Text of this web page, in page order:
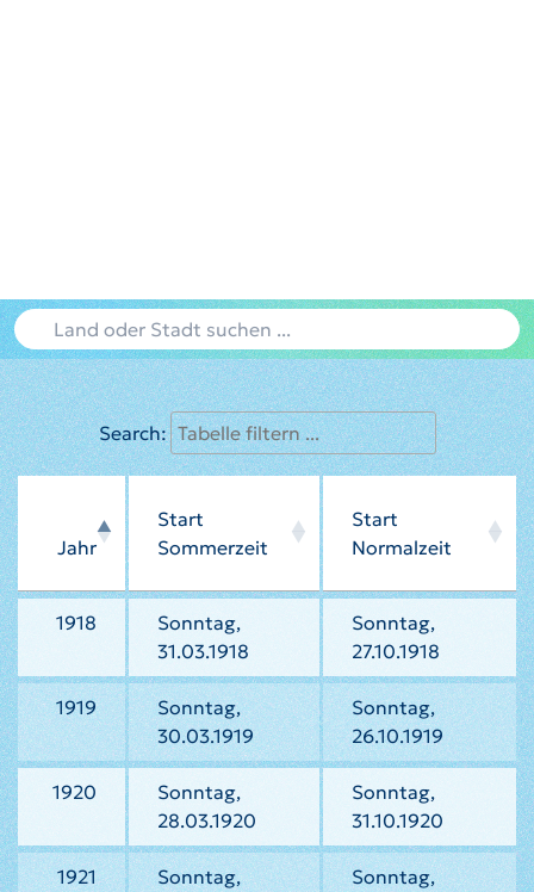
Search:
Jahr
Start
Sommerzeit
Start
Normalzeit
1918
Sonntag,
31.03.1918
Sonntag,
27.10.1918
1919
Sonntag,
30.03.1919
Sonntag,
26.10.1919
1920
Sonntag,
28.03.1920
Sonntag,
31.10.1920
1921
Sonntag,
Sonntag,